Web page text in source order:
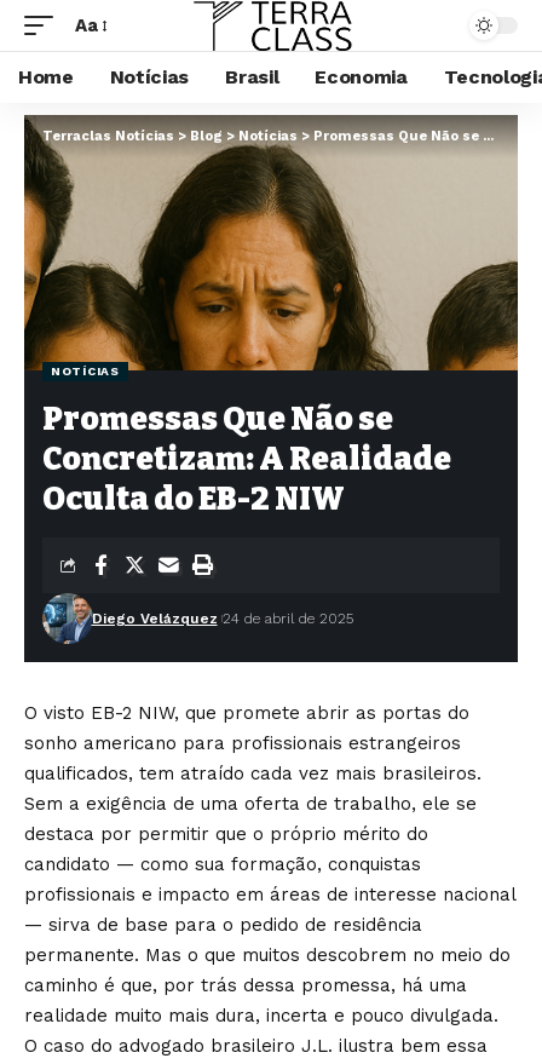
Aa
Home Notícias Brasil Economia
Terraclas Notícias > Blog > Notícias >Promessas Que Não se Concretizam: A Realidade Oculta do EB-2 NIW
NOTÍCIAS
Promessas Que Não se
Concretizam: A Realidade
Oculta do EB-2 NIW
Diego Velázquez 24 de abril de 2025
O visto EB-2 NIW, que promete abrir as portas do
sonho americano para profissionais estrangeiros
qualificados, tem atraído cada vez mais brasileiros.
Sem a exigência de uma oferta de trabalho, ele se
destaca por permitir que o próprio mérito do
candidato — como sua formação, conquistas
profissionais e impacto em áreas de interesse nacional
— sirva de base para o pedido de residência
permanente. Mas o que muitos descobrem no meio do
caminho é que, por trás dessa promessa, há uma
realidade muito mais dura, incerta e pouco divulgada.
O caso do advogado brasileiro J.L. ilustra bem essa